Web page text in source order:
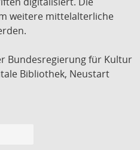
weitere mittelalterliche
Bundesregierung für Kultur
Bibliothek, Neustart